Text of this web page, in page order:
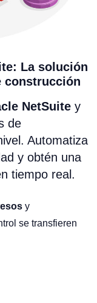
La solución
construcción
NetSuite y
de
Automatiza
y obtén una
tiempo real.
y
se transfieren